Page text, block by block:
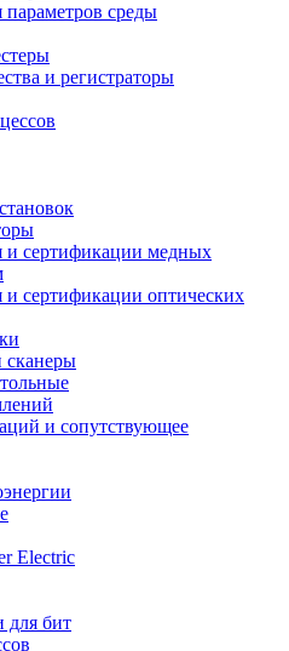
параметров среды
и регистраторы
и сертификации медных
и сертификации оптических
сканеры
и сопутствующее
Electric
для бит